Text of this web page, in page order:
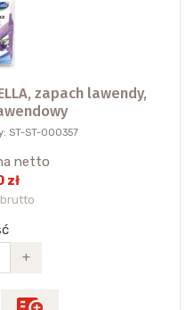
zapach lawendy,
ST-ST-000357
netto
zł
brutto
+